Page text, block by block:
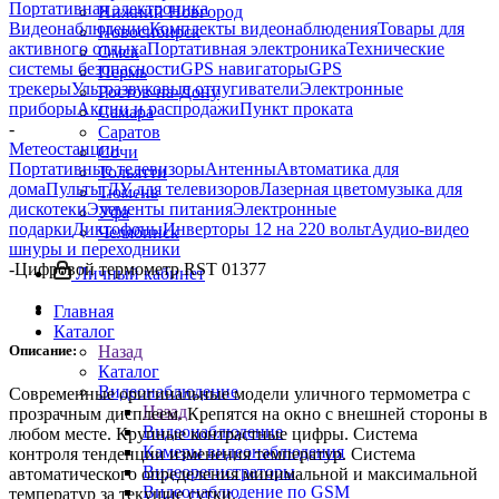
Нижний Новгород
Новосибирск
Омск
Пермь
Ростов-на-Дону
Самара
Саратов
Сочи
Тольятти
Тюмень
Уфа
Челябинск
Личный кабинет
Главная
Каталог
Назад
Каталог
Видеонаблюдение
Назад
Видеонаблюдение
Камеры видеонаблюдения
Видеорегистраторы
Видеонаблюдение по GSM
Портативная электроника
ВидеонаблюдениеКомплекты видеонаблюденияТовары для
активного отдыхаПортативная электроникаТехнические
системы безопасностиGPS навигаторыGPS
трекерыУльтразвуковые отпугивателиЭлектронные
приборыАкции и распродажиПункт проката
-
Метеостанции
Портативные телевизорыАнтенныАвтоматика для
домаПульты ДУ для телевизоровЛазерная цветомузыка для
дискотекиЭлементы питанияЭлектронные
подаркиДиктофоныИнверторы 12 на 220 вольтАудио-видео
шнуры и переходники
-Цифровой термометр RST 01377
Описание:
Современные оригинальные модели уличного термометра с
прозрачным дисплеем. Крепятся на окно с внешней стороны в
любом месте. Крупные контрастные цифры. Система
контроля тенденции изменения температур. Система
автоматического определения минимальной и максимальной
температур за текущие сутки.